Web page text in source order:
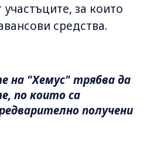
за които
средства.
на "Хемус" трябва да
по които са
получени